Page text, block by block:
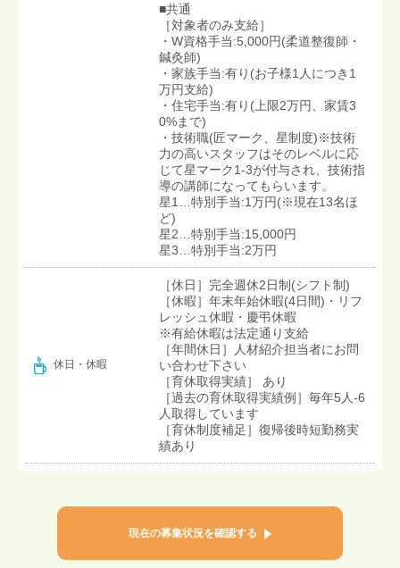
■共通
［対象者のみ支給］
・W資格手当:5,000円(柔道整復師・
鍼灸師)
・家族手当:有り(お子様1人につき1
万円支給)
・住宅手当:有り(上限2万円、家賃3
0%まで)
・技術職(匠マーク、星制度)※技術
力の高いスタッフはそのレベルに応
じて星マーク1-3が付与され、技術指
導の講師になってもらいます。
星1…特別手当:1万円(※現在13名ほ
ど)
星2…特別手当:15,000円
星3…特別手当:2万円
休日・休暇
［休日］完全週休2日制(シフト制)
［休暇］年末年始休暇(4日間)・リフ
レッシュ休暇・慶弔休暇
※有給休暇は法定通り支給
［年間休日］人材紹介担当者にお問
い合わせ下さい
［育休取得実績］ あり
［過去の育休取得実績例］毎年5人-6
人取得しています
［育休制度補足］復帰後時短勤務実
績あり
現在の募集状況を確認する